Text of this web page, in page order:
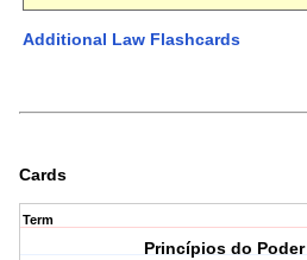
Additional Law Flashcards
Cards
Term
Princípios do